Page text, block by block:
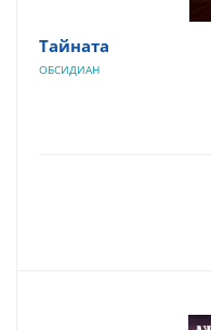
Тайната
ОБСИДИАН